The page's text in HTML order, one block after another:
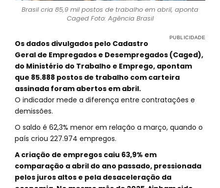
Brasil cria 85,9 mil postos de trabalho em abril, aponta
Caged Foto: Agência Brasil
Os dados divulgados pelo Cadastro
Geral de Empregados e Desempregados (Caged),
do Ministério do Trabalho e Emprego, apontam
que 85.888 postos de trabalho com carteira
assinada foram abertos em abril.
O indicador mede a diferença entre contratações e
demissões.
O saldo é 62,3% menor em relação a março, quando o
país criou 227.974 empregos.
A criação de empregos caiu 63,9% em
comparação a abril do ano passado, pressionada
pelos juros altos e pela desaceleração da